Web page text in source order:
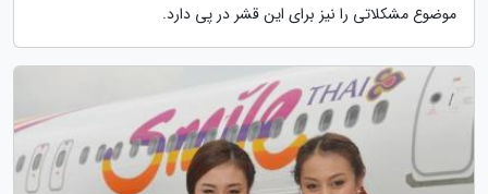
موضوع مشکلاتی را نیز برای این قشر در پی دارد.